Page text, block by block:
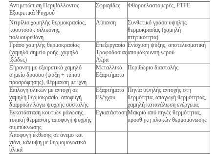
Αντιμετώπιση Περιβάλλοντος
Εξαιρετικά Ψυχρού
Σφραγίδες Φθοροελαστομερές, PTFE
Νιτρίλιο χαμηλής θερμοκρασίας,
καουτσούκ σιλικόνης,
πολυουρεθάνη
Λίπανση
Συνθετικό γράσο υψηλής
θερμοκρασίας (χαμηλή
πτητικότητα)
Γράσο χαμηλής θερμοκρασίας
(χαμηλό σημείο ροής, χαμηλό
ιξώδες)
Επεξεργασία
Τροφοδοσίας
Αέρα
Ενίσχυση ψύξης, αποτελεσματική
απομάκρυνση νερού
Ξήρανση με εξαιρετικά χαμηλό
σημείο δρόσου (ψύξη + τύπου
προσρόφησης), θέρμανση με ίχνη
Μεταλλικά
Εξαρτήματα
Περιθώριο διαστολής
Επιλογή υλικών με αντοχή σε
χαμηλή θερμοκρασία, αποφυγή
διαρροών λόγω ψυχρής συστολής
Εξαρτήματα
Ελέγχου
Πηνία υψηλής αντοχής στη
θερμότητα, απαγωγή θερμότητας,
χαμηλή κατανάλωση ενέργειας
Εγκατάσταση κουτιών μόνωσης,
τοπική θέρμανση, αποφυγή ψυχρής
συμπύκνωσης
ΕγκατάστασηΜακριά από πηγές θερμότητας,
προσθήκη πλακών θερμομόνωσης
Αποφυγή έκθεσης σε άνεμο και
χιόνι, κάλυψη με θερμομονωτικά
υλικά